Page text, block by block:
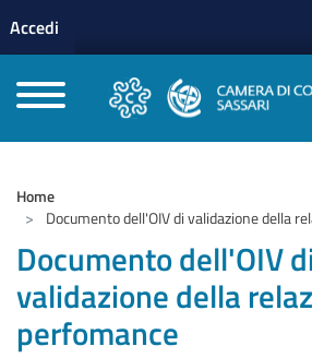
profilo utente
Accedi
Home
Documento dell'OIV di validazione della
Documento dell'OIV di
validazione della
perfomance